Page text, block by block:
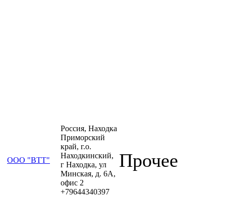
ООО "ВТТ"
Россия, Находка
Приморский
край, г.о.
Находкинский,
г Находка, ул
Минская, д. 6А,
офис 2
+79644340397
Прочее